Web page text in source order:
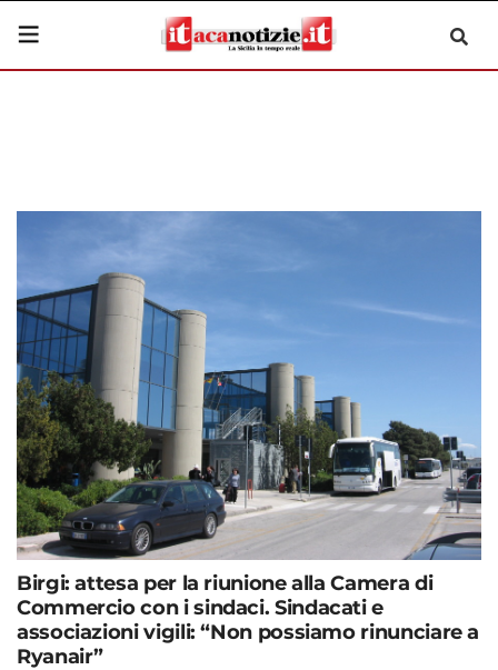
Birgi: attesa per la riunione alla Camera di
Commercio con i sindaci. Sindacati e
associazioni vigili: “Non possiamo rinunciare a
Ryanair”